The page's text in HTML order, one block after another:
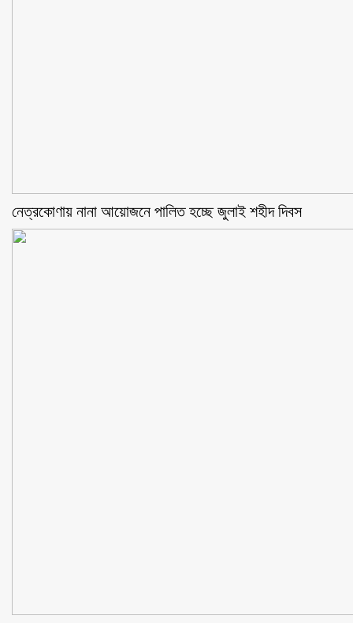
নেত্রকোণায় নানা আয়োজনে পালিত হচ্ছে জুলাই শহীদ দিবস